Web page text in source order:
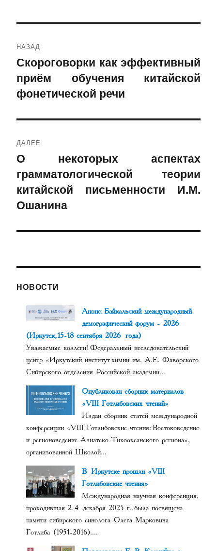
по
записям
НАЗАД
Предыдущая
запись:
Скороговорки как эффективный
приём обучения китайской
фонетической речи
ДАЛЕЕ
Следующая
запись:
О некоторых аспектах
грамматологической теории
китайской письменности И.М.
Ошанина
НОВОСТИ
Анонс: Байкальский международный
демографический форум - 2026
(Иркутск, 15-18 сентября 2026 года)
Уважаемые коллеги! Федеральный исследовательский
центр «Иркутский институт химии им. А.Е. Фаворского
Сибирского отделения Российской академии...
Опубликован сборник материалов
«VIII Готлибовских чтений»
Издан сборник статей международной
конференции «VIII Готлибовские чтения: Востоковедение
и регионоведение Азиатско-Тихоокеанского региона»,
организованной Школой...
В Иркутске прошли «VIII
Готлибовские чтения»
Международная научная конференция,
проходившая 2-4 декабря 2025 г., была посвящена
памяти сибирского синолога Олега Марковича
Готлиба (1951-2016)....